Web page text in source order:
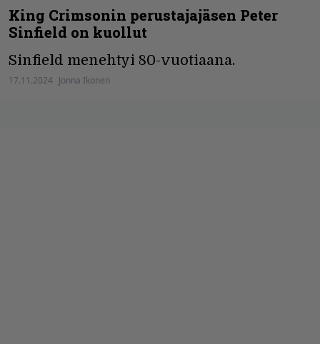
King Crimsonin perustajajäsen Peter
Sinfield on kuollut
Sinfield menehtyi 80-vuotiaana.
17.11.2024 Jonna Ikonen